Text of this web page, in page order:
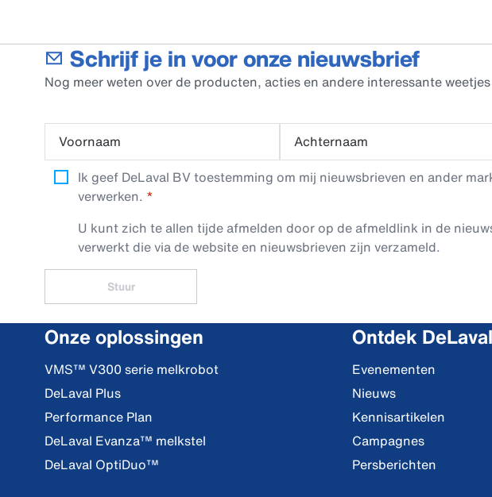
Schrijf je in voor onze nieuwsbrief
Nog meer weten over de producten, acties en andere interessante
Voornaam Achternaam
Ik geef DeLaval BV toestemming om mij nieuwsbrieven en ander
verwerken.
U kunt zich te allen tijde afmelden door op de afmeldlink in de
verwerkt die via de website en nieuwsbrieven zijn verzameld.
Stuur
Onze oplossingen
VMS™ V300 serie melkrobot
DeLaval Plus
Performance Plan
DeLaval Evanza™ melkstel
DeLaval OptiDuo™
Ontdek DeLaval
Evenementen
Nieuws
Kennisartikelen
Campagnes
Persberichten